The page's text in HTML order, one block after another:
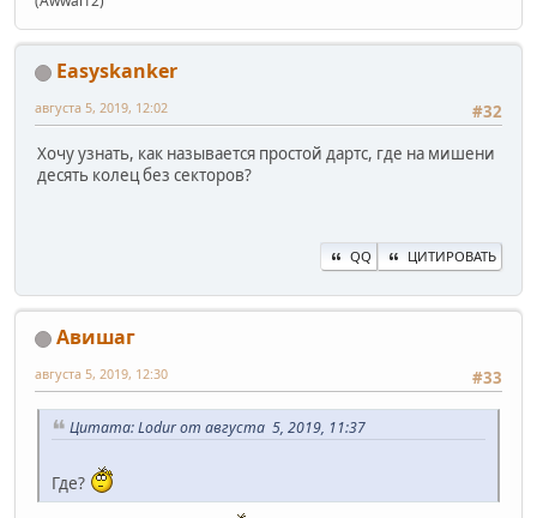
Easyskanker
#32
августа 5, 2019, 12:02
Хочу узнать, как называется простой дартс, где на мишени
десять колец без секторов?
QQ ЦИТИРОВАТЬ
Авишаг
#33
августа 5, 2019, 12:30
Цитата: Lodur от августа 5, 2019, 11:37
Где?